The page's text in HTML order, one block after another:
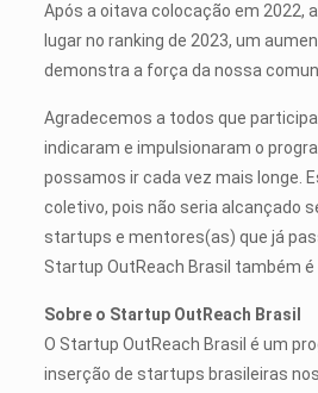
Após a oitava colocação em 2022,
lugar no ranking de 2023, um
demonstra a força da nossa
Agradecemos a todos que
indicaram e impulsionaram o
possamos ir cada vez mais longe.
coletivo, pois não seria alcançado
startups e mentores(as) que já
Startup OutReach Brasil também é
Sobre o Startup OutReach Brasil
O Startup OutReach Brasil é um
inserção de startups brasileiras